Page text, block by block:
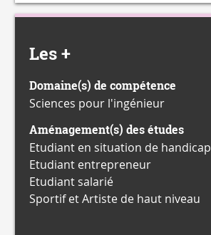
Les +
Domaine(s) de compétence
Sciences pour l'ingénieur
Aménagement(s) des études
Etudiant en situation de handicap
Etudiant entrepreneur
Etudiant salarié
Sportif et Artiste de haut niveau